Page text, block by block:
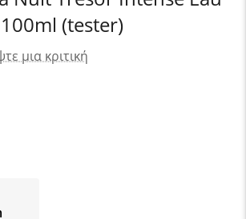
(tester)
μια κριτική